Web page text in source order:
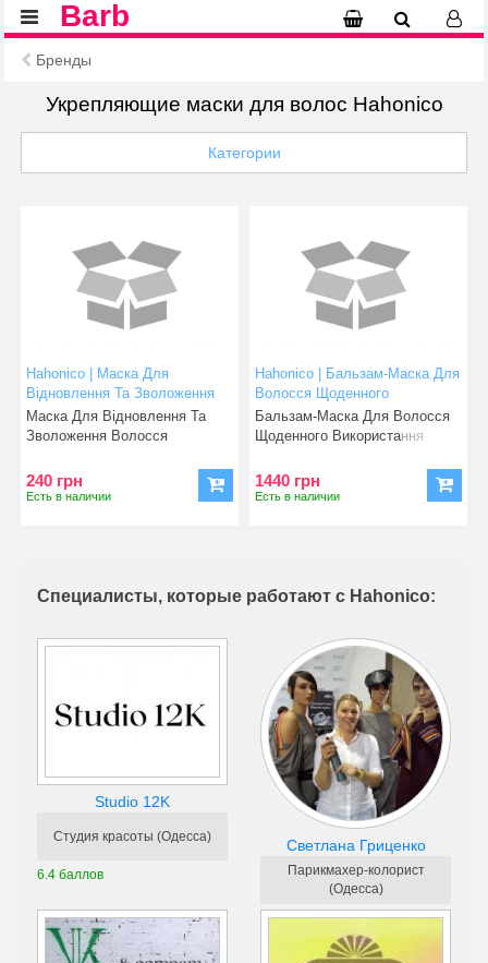
Barb
Бренды
Укрепляющие маски для волос Hahonico
Категории
Hahonico | Маска Для
Відновлення Та Зволоження
Волосся «KIRAMERAME
Maintecare Hair Pack Weekly»
Маска Для Відновлення Та
Зволоження Волосся
240 грн
Есть в наличии
Hahonico | Бальзам-Маска Для
Волосся Щоденного
Використання«Kirame Rame
Maintecare Pack Daily» 240g
Бальзам-Маска Для Волосся
Щоденного Використання
1440 грн
Есть в наличии
Специалисты, которые работают с Hahonico:
Studio 12K
Студия красоты (Одесса)
6.4 баллов
Светлана Гриценко
Парикмахер-колорист
(Одесса)